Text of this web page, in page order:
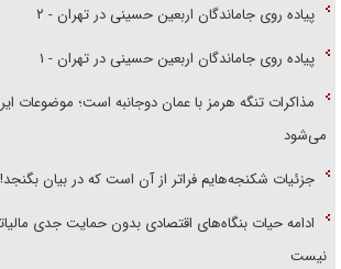
پیاده روی جاماندگان اربعین حسینی در تهران - ۲
پیاده روی جاماندگان اربعین حسینی در تهران - ۱
مذاکرات تنگه هرمز با عمان دوجانبه است؛ موضوعات
می‌شود
جزئیات شکنجه‌هایم فراتر از آن است که در بیان بگنجد!
ادامه حیات بنگاه‌های اقتصادی بدون حمایت جدی
نیست